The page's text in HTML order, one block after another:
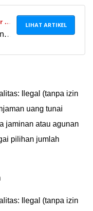
18
LIHAT ARTIKEL
Ilegal (tanpa izin
uang tunai
jaminan atau agunan
pilihan jumlah
Ilegal (tanpa izin